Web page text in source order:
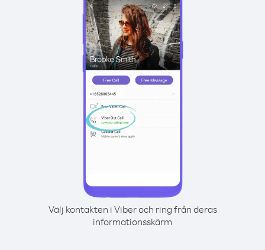
Välj kontakten i Viber och ring från deras
informationsskärm